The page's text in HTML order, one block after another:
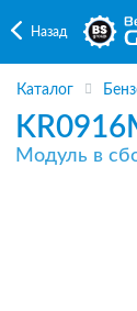
Назад
Каталог
Модуль в